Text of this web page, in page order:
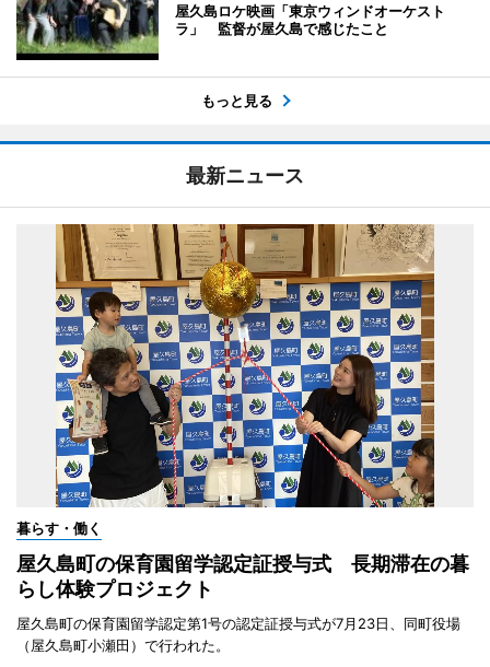
屋久島ロケ映画「東京ウィンドオーケスト
ラ」 監督が屋久島で感じたこと
もっと見る
最新ニュース
暮らす・働く
屋久島町の保育園留学認定証授与式 長期滞在の暮
らし体験プロジェクト
屋久島町の保育園留学認定第1号の認定証授与式が7月23日、同町役場
（屋久島町小瀬田）で行われた。